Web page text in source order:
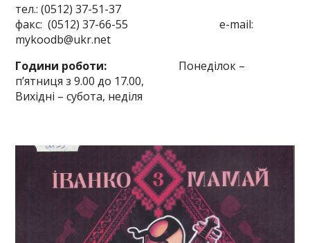
тел.: (0512) 37-51-37
факс: (0512) 37-66-55 e-mail:
mykoodb@ukr.net
Години роботи: Понеділок –
п’ятниця з 9.00 до 17.00,
Вихідні – субота, неділя